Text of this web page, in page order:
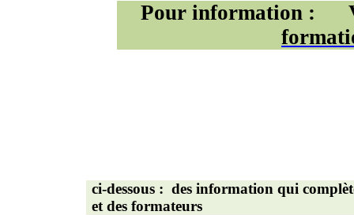
Pour information :
ci-dessous : des information qui
et des formateurs